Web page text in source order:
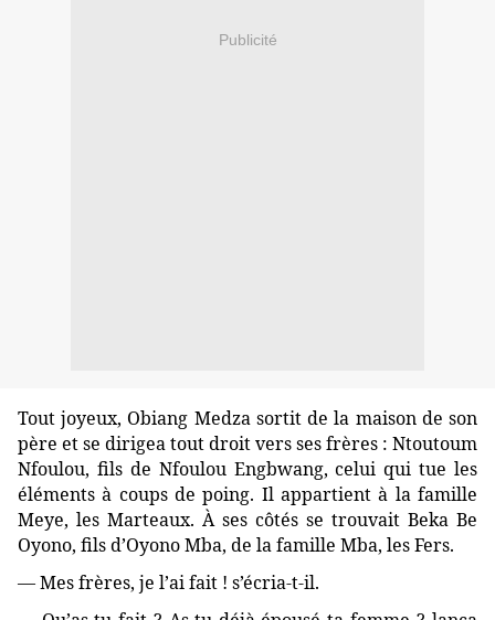
Publicité
Tout joyeux, Obiang Medza sortit de la maison de son
père et se dirigea tout droit vers ses frères : Ntoutoum
Nfoulou, fils de Nfoulou Engbwang, celui qui tue les
éléments à coups de poing. Il appartient à la famille
Meye, les Marteaux. À ses côtés se trouvait Beka Be
Oyono, fils d’Oyono Mba, de la famille Mba, les Fers.
— Mes frères, je l’ai fait ! s’écria-t-il.